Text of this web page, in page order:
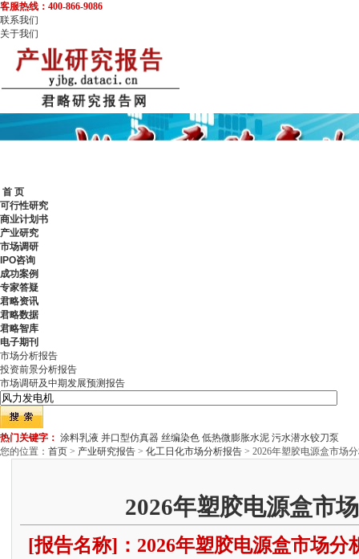
客服热线：400-866-9086
联系我们
关于我们
首 页
可行性研究
商业计划书
产业研究
市场调研
IPO咨询
成功案例
专家答疑
君略资讯
君略数据
君略智库
电子期刊
市场分析报告
投资前景分析报告
市场调研及中期发展预测报告
热门关键字： 涂料乳液 并口型仿真器 丝编染色 低热微膨胀水泥 污水潜水铰刀泵
您的位置： 首页 > 产业研究报告 > 化工日化市场分析报告 > 2026年塑胶电源盒市场
2026年塑胶电源盒市
[报告名称]：2026年塑胶电源盒市场分